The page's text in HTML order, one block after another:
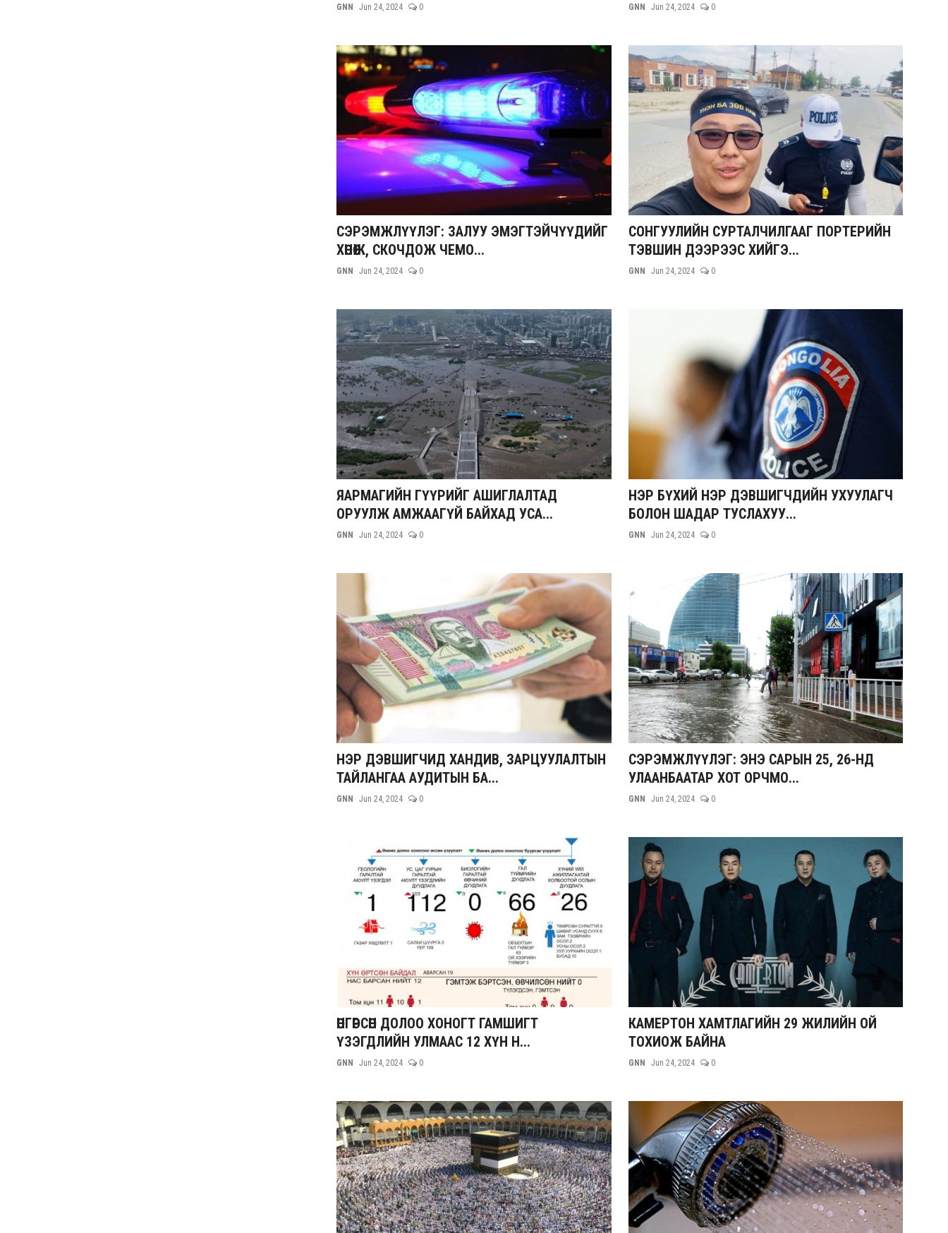
GNN Jun 24, 2024 0 GNN Jun 24, 2024 0
СЭРЭМЖЛҮҮЛЭГ: ЗАЛУУ ЭМЭГТЭЙЧҮҮДИЙГ
ХӨНӨӨЖ, СКОЧДОЖ ЧЕМО...
GNN Jun 24, 2024 0
СОНГУУЛИЙН СУРТАЛЧИЛГААГ ПОРТЕРИЙН
ТЭВШИН ДЭЭРЭЭС ХИЙГЭ...
GNN Jun 24, 2024 0
ЯАРМАГИЙН ГҮҮРИЙГ АШИГЛАЛТАД
ОРУУЛЖ АМЖААГҮЙ БАЙХАД УСА...
GNN Jun 24, 2024 0
НЭР БҮХИЙ НЭР ДЭВШИГЧДИЙН УХУУЛАГЧ
БОЛОН ШАДАР ТУСЛАХУУ...
GNN Jun 24, 2024 0
НЭР ДЭВШИГЧИД ХАНДИВ, ЗАРЦУУЛАЛТЫН
ТАЙЛАНГАА АУДИТЫН БА...
GNN Jun 24, 2024 0
СЭРЭМЖЛҮҮЛЭГ: ЭНЭ САРЫН 25, 26-НД
УЛААНБААТАР ХОТ ОРЧМО...
GNN Jun 24, 2024 0
ӨНГӨРСӨН ДОЛОО ХОНОГТ ГАМШИГТ
ҮЗЭГДЛИЙН УЛМААС 12 ХҮН Н...
GNN Jun 24, 2024 0
КАМЕРТОН ХАМТЛАГИЙН 29 ЖИЛИЙН ОЙ
ТОХИОЖ БАЙНА
GNN Jun 24, 2024 0